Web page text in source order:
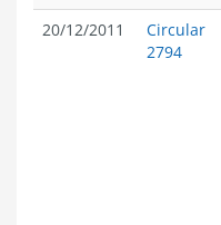
20/12/2011
Circular
2794